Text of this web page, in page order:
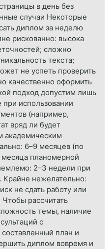
в день без
случаи Некоторые
диплом за неделю
рискованно: высока
сложно
текста;
не успеть проверить
качественно оформить
подход допустим лишь
использовании
(например,
вряд ли будет
академическим
6–9 месяцев (по
планомерной
2–3 недели при
Крайне нежелательно:
не сдать работу или
рассчитать
темы, наличие
с
план и
диплом вовремя и